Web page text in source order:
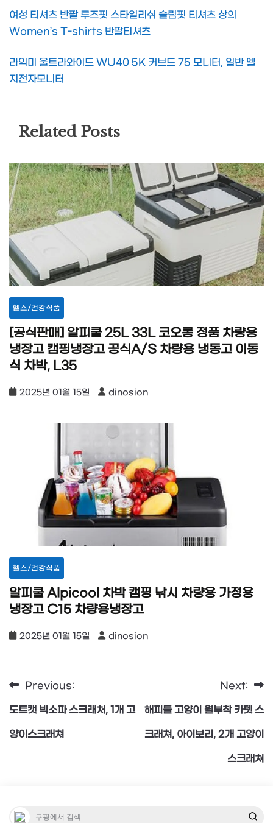
여성 티셔츠 반팔 루즈핏 스타일리쉬 슬림핏 티셔츠 상의
Women’s T-shirts 반팔티셔츠
라익미 울트라와이드 WU40 5K 커브드 75 모니터, 일반 엘
지전자모니터
Related Posts
헬스/건강식품
[공식판매] 알피쿨 25L 33L 코오롱 정품 차량용
냉장고 캠핑냉장고 공식A/S 차량용 냉동고 이동
식 차박, L35
2025년 01월 15일 dinosion
헬스/건강식품
알피쿨 Alpicool 차박 캠핑 낚시 차량용 가정용
냉장고 C15 차량용냉장고
2025년 01월 15일 dinosion
글
탐
Previous:
도트캣 빅소파 스크래처, 1개 고
양이스크래쳐
Next:
해피툴 고양이 월부착 카펫 스
크래쳐, 아이보리, 2개 고양이
스크래쳐